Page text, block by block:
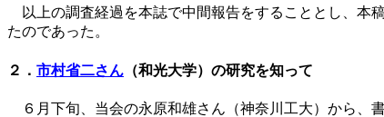
以上の調査経過を本誌で中間報告をすることとし、本
たのであった。
２． 市村省二さん （和光大学）の研究を知って
６月下旬、当会の永原和雄さん（神奈川工大）から、